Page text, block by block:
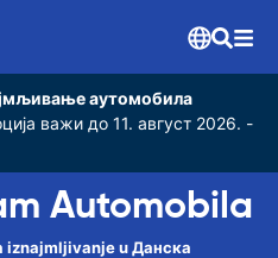
аутомобила
важи до 11. август 2026. -
Automobila
iznajmljivanje u Данска